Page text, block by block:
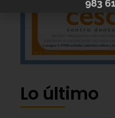
Lo último